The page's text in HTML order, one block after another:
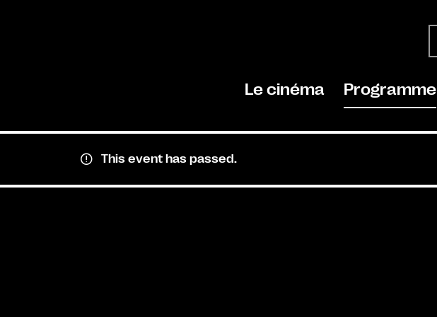
Le cinéma Programme
This event has passed.